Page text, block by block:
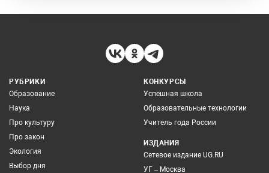
РУБРИКИ
Образование
Наука
Про культуру
Про закон
Экология
Выбор дня
КОНКУРСЫ
Успешная школа
Образовательные технологии
Учитель года России
ИЗДАНИЯ
Сетевое издание UG.RU
УГ – Москва